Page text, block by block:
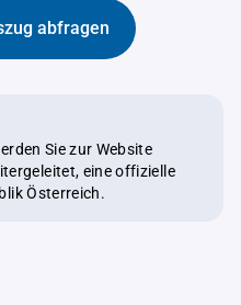
abfragen
Sie zur Website
Österreich.